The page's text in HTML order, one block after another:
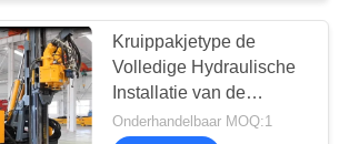
Kruippakjetype de
Volledige Hydraulische
Installatie van de
Kernboring SD1000
Onderhandelbaar MOQ:1